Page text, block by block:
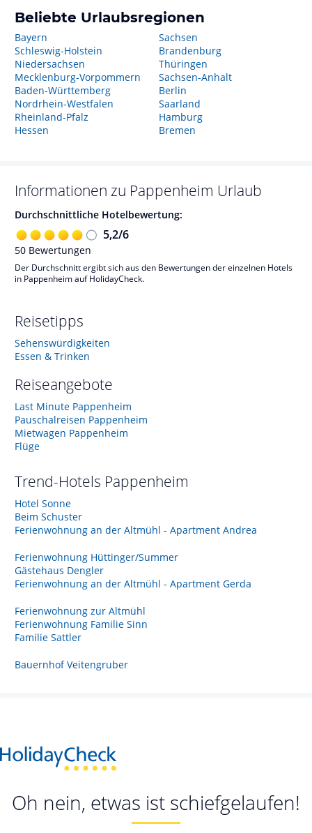
Beliebte Urlaubsregionen
Bayern
Schleswig-Holstein
Niedersachsen
Mecklenburg-Vorpommern
Baden-Württemberg
Nordrhein-Westfalen
Rheinland-Pfalz
Hessen
Sachsen
Brandenburg
Thüringen
Sachsen-Anhalt
Berlin
Saarland
Hamburg
Bremen
Informationen zu Pappenheim Urlaub
Durchschnittliche Hotelbewertung:
5,2/6
50 Bewertungen
Der Durchschnitt ergibt sich aus den Bewertungen der einzelnen Hotels
in Pappenheim auf HolidayCheck.
Reisetipps
Sehenswürdigkeiten
Essen & Trinken
Reiseangebote
Last Minute Pappenheim
Pauschalreisen Pappenheim
Mietwagen Pappenheim
Flüge
Trend-Hotels Pappenheim
Hotel Sonne
Beim Schuster
Ferienwohnung an der Altmühl - Apartment Andrea
Ferienwohnung Hüttinger/Summer
Gästehaus Dengler
Ferienwohnung an der Altmühl - Apartment Gerda
Ferienwohnung zur Altmühl
Ferienwohnung Familie Sinn
Familie Sattler
Bauernhof Veitengruber
Oh nein, etwas ist schiefgelaufen!